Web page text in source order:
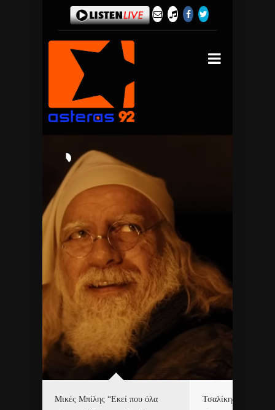
Μικές Μπίλης “Εκεί που όλα
Τσαλίκης,